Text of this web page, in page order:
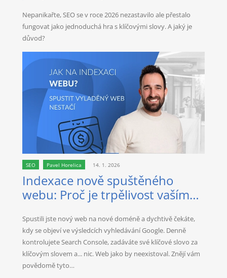
Nepanikařte, SEO se v roce 2026 nezastavilo ale přestalo
fungovat jako jednoduchá hra s klíčovými slovy. A jaký je
důvod?
SEO Pavel Horelica 14. 1. 2026
Indexace nově spuštěného
webu: Proč je trpělivost vaším
Spustili jste nový web na nové doméně a dychtivě čekáte,
kdy se objeví ve výsledcích vyhledávání Google. Denně
kontrolujete Search Console, zadáváte své klíčové slovo za
klíčovým slovem a... nic. Web jako by neexistoval. Znějí vám
povědomě tyto…